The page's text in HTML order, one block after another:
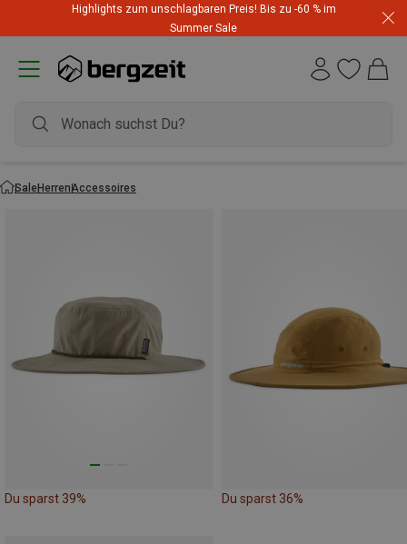
Highlights zum unschlagbaren Preis! Bis zu -60 % im
Summer Sale
SaleHerrenAccessoires
Du sparst 39% Du sparst 36%